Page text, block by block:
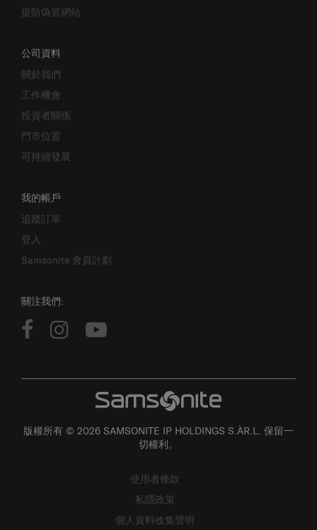
提防偽冒網站
公司資料
關於我們
工作機會
投資者關係
門市位置
可持續發展
我的帳戶
追蹤訂單
登入
Samsonite 會員計劃
關注我們:
版權所有 © 2026 SAMSONITE IP HOLDINGS S.ÀR.L. 保留一
切權利。
使用者條款
私隱政策
個人資料收集聲明